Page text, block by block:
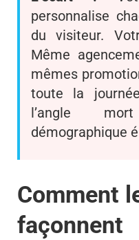
personnalise
du visiteur.
Même
mêmes
toute la
l’angle
démographique
Comment